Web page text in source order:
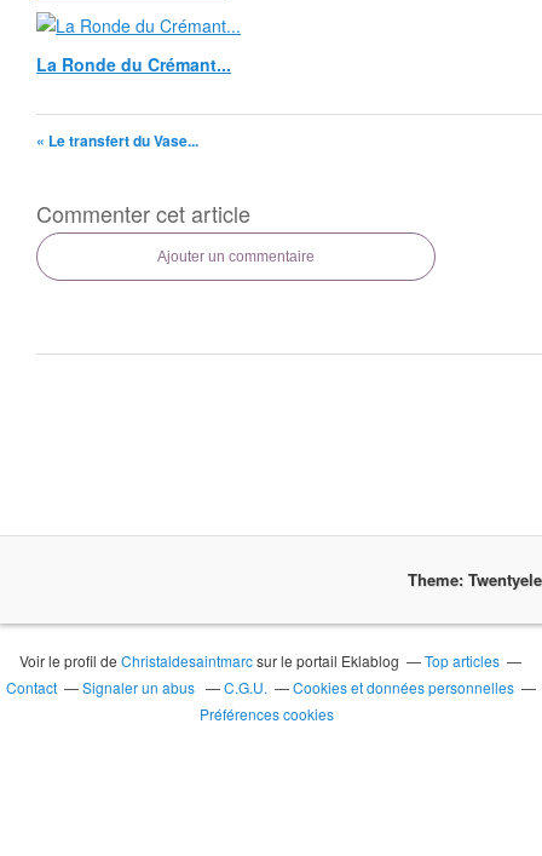
La Ronde du Crémant...
« Le transfert du Vase...
Commenter cet article
Ajouter un commentaire
Theme:
Voir le profil deChristaldesaintmarcsur le portail Eklablog
Top articles
Contact
Signaler un abus C.G.U.
Cookies et données personnelles
Préférences cookies